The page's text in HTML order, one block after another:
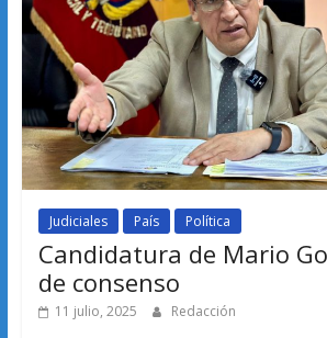
Judiciales País Política
Candidatura de Mario
de consenso
11 julio, 2025 Redacción